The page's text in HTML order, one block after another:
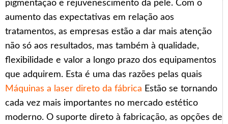
pigmentação e rejuvenescimento da pele. Com o
aumento das expectativas em relação aos
tratamentos, as empresas estão a dar mais atenção
não só aos resultados, mas também à qualidade,
flexibilidade e valor a longo prazo dos equipamentos
que adquirem. Esta é uma das razões pelas quais
Máquinas a laser direto da fábrica Estão se tornando
cada vez mais importantes no mercado estético
moderno. O suporte direto à fabricação, as opções de